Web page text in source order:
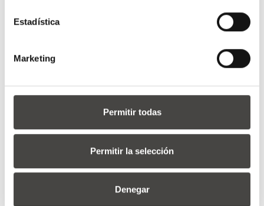
Estadística
Marketing
Permitir todas
Permitir la selección
Denegar